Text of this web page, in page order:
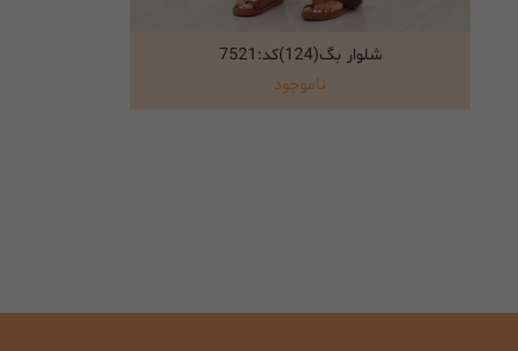
انتخاب گزینه ها
شلوار بگ(124)کد:7521
ناموجود